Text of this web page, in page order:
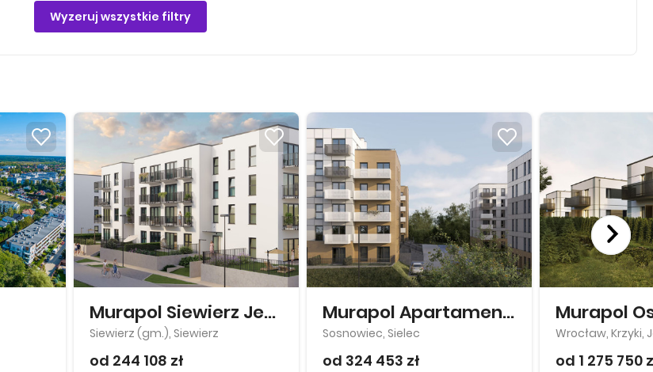
Wyzeruj wszystkie filtry
Murapol Siewierz Jeziorna
Siewierz (gm.), Siewierz
od 244 108 zł
Murapol Apartamenty Na Wzgórzu
Sosnowiec, Sielec
od 324 453 zł
Wrocław, Krzyki,
od 1 275 750